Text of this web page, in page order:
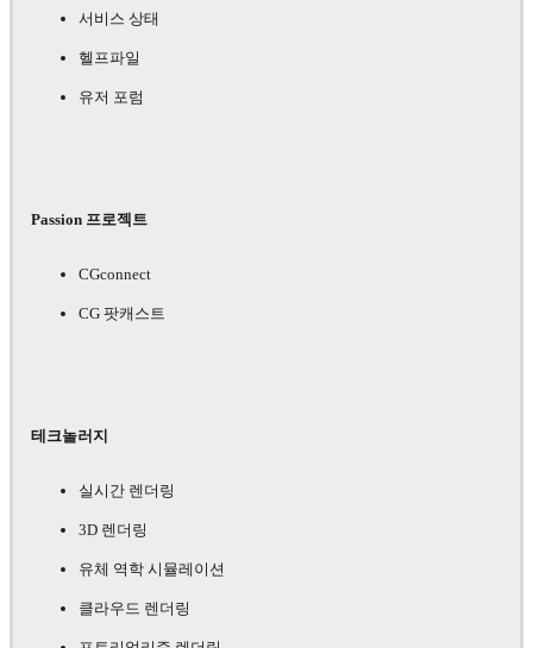
서비스 상태
헬프파일
유저 포럼
Passion 프로젝트
CGconnect
CG 팟캐스트
테크놀러지
실시간 렌더링
3D 렌더링
유체 역학 시뮬레이션
클라우드 렌더링